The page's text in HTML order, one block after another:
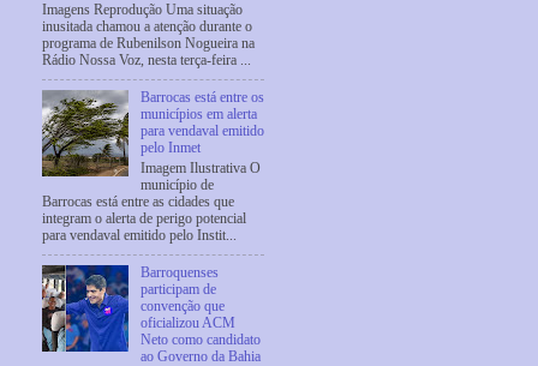
Imagens Reprodução Uma situação
inusitada chamou a atenção durante o
programa de Rubenilson Nogueira na
Rádio Nossa Voz, nesta terça-feira ...
Barrocas está entre os
municípios em alerta
para vendaval emitido
pelo Inmet
Imagem Ilustrativa O
município de
Barrocas está entre as cidades que
integram o alerta de perigo potencial
para vendaval emitido pelo Instit...
Barroquenses
participam de
convenção que
oficializou ACM
Neto como candidato
ao Governo da Bahia